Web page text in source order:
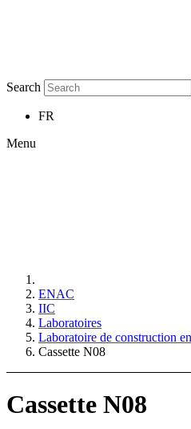
Search
FR
Menu
ENAC
IIC
Laboratoires
Laboratoire de construction
Cassette N08
Cassette N08